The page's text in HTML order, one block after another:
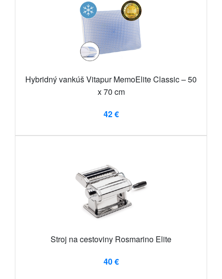
Hybridný vankúš Vitapur MemoElite Classic – 50
x 70 cm
42 €
Stroj na cestoviny Rosmarino Elite
40 €